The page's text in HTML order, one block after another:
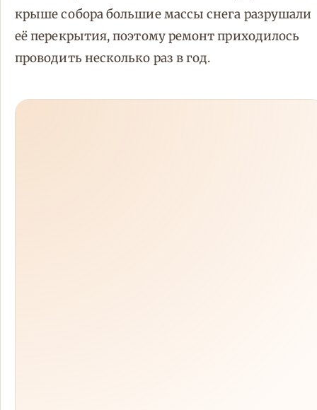
крыше собора большие массы снега разрушали
её перекрытия, поэтому ремонт приходилось
проводить несколько раз в год.